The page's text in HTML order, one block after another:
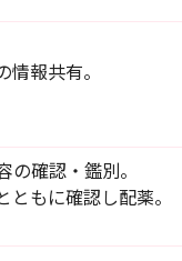
報共有。
確認・鑑別。
ともに確認し配薬。